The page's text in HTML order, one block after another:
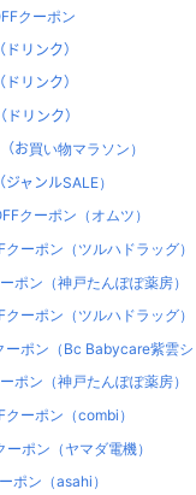
クーポン
リンク）
リンク）
リンク）
お買い物マラソン）
ャンルSALE）
クーポン（オムツ）
ーポン（ツルハドラッグ）
ポン（神戸たんぽぽ薬房）
ーポン（ツルハドラッグ）
ーポン（Bc Babycare紫雲シ
ポン（神戸たんぽぽ薬房）
ーポン（combi）
ポン（ヤマダ電機）
ポン（asahi）